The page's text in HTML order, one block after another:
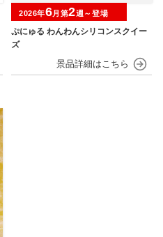
ぷにゅる わんわんシリコンスクイー
ズ
2026年6月第2週～登場